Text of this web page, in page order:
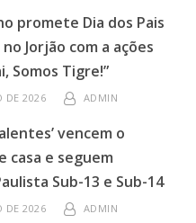
promete Dia dos Pais
Jorjão com a ações
Somos Tigre!”
DE 2026 ADMIN
vencem o
casa e seguem
Sub-13 e Sub-14
DE 2026 ADMIN